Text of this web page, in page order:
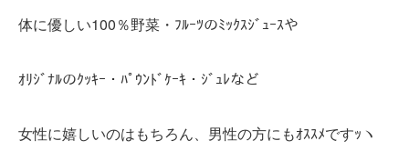
体に優しい100％野菜・ﾌﾙｰﾂのﾐｯｸｽｼﾞｭｰｽや
ｵﾘｼﾞﾅﾙのｸｯｷｰ・ﾊﾟｳﾝﾄﾞｹｰｷ・ｼﾞｭﾚなど
女性に嬉しいのはもちろん、男性の方にもｵｽｽﾒですｯヽ